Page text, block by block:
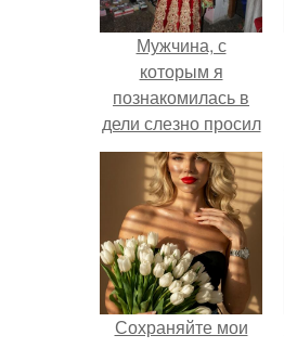
Мужчина, с
которым я
познакомилась в
дели слезно просил
заехать к ним в
гости и провести
время с его семьей.
Сохраняйте мои